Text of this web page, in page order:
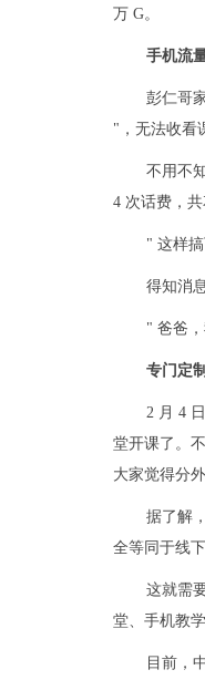
万 G。
手机流
彭仁哥
"，无法收看
不用不
4 次话费，共
" 这样
得知消
" 爸爸
专门定
2 月 4
堂开课了。
大家觉得分外
据了解
全等同于线
这就需
堂、手机教
目前，